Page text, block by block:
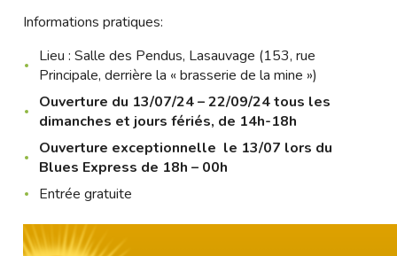
Informations pratiques:
Lieu : Salle des Pendus, Lasauvage (153, rue
Principale, derrière la « brasserie de la mine »)
Ouverture du 13/07/24 – 22/09/24 tous les
dimanches et jours fériés, de 14h-18h
Ouverture exceptionnelle le 13/07 lors du
Blues Express de 18h – 00h
Entrée gratuite